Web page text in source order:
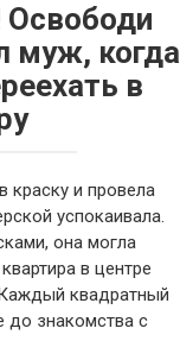
муж, когда
в
краску и провела
успокаивала.
она могла
в центре
квадратный
до знакомства с